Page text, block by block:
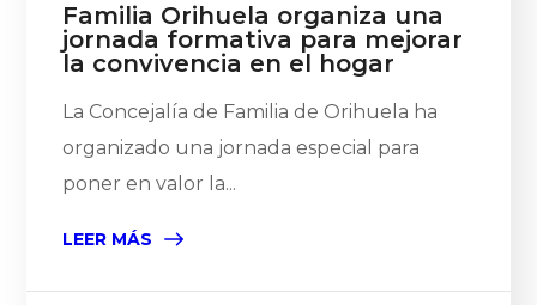
Familia Orihuela organiza una
jornada formativa para mejorar
la convivencia en el hogar
La Concejalía de Familia de Orihuela ha
organizado una jornada especial para
poner en valor la...
LEER MÁS